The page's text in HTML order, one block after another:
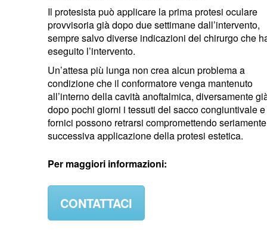
Il protesista può applicare la prima protesi oculare
provvisoria già dopo due settimane dall’intervento,
sempre salvo diverse indicazioni del chirurgo che
eseguito l’intervento.
Un’attesa più lunga non crea alcun problema a
condizione che il conformatore venga mantenuto
all’interno della cavità anoftalmica, diversamente
dopo pochi giorni i tessuti del sacco congiuntivale
fornici possono retrarsi compromettendo
successiva applicazione della protesi estetica.
Per maggiori informazioni:
CONTATTACI